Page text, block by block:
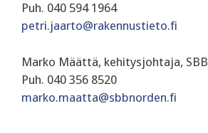
Puh. 040 594 1964
petri.jaarto@rakennustieto.fi
Marko Määttä, kehitysjohtaja, SBB
Puh. 040 356 8520
marko.maatta@sbbnorden.fi